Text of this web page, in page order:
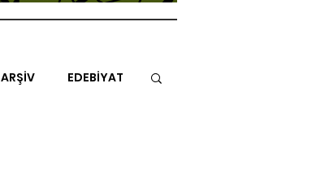
ARŞİV EDEBİYAT